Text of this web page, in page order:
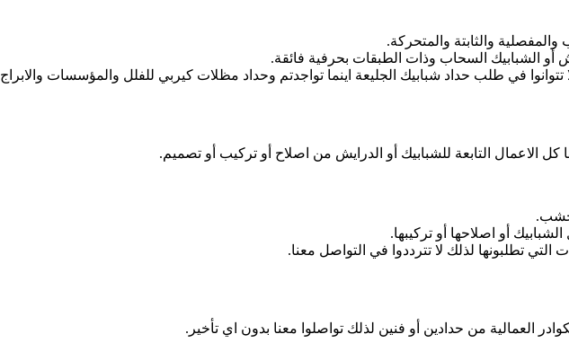
والثابتة والمتحركة.
أو الشبابيك السحاب وذات الطبقات بحرفية فائقة.
في طلب حداد شبابيك الجليعة اينما تواجدتم وحداد مظلات كيربي للفلل والمؤسسات والابراج
كل الاعمال التابعة للشبابيك أو الدرايش من اصلاح أو تركيب أو تصميم.
أو اصلاحها أو تركيبها.
تطلبونها لذلك لا تترددوا في التواصل معنا.
العمالية من حدادين أو فنين لذلك تواصلوا معنا بدون اي تأخير.